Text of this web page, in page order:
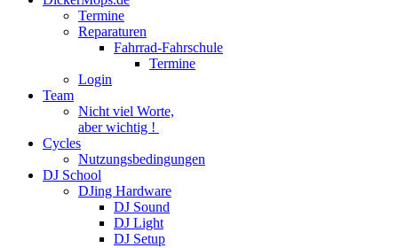
Termine
Reparaturen
Fahrrad-Fahrschule
Termine
Login
Team
Nicht viel Worte,
aber wichtig !
Cycles
Nutzungsbedingungen
DJ School
DJing Hardware
DJ Sound
DJ Light
DJ Setup